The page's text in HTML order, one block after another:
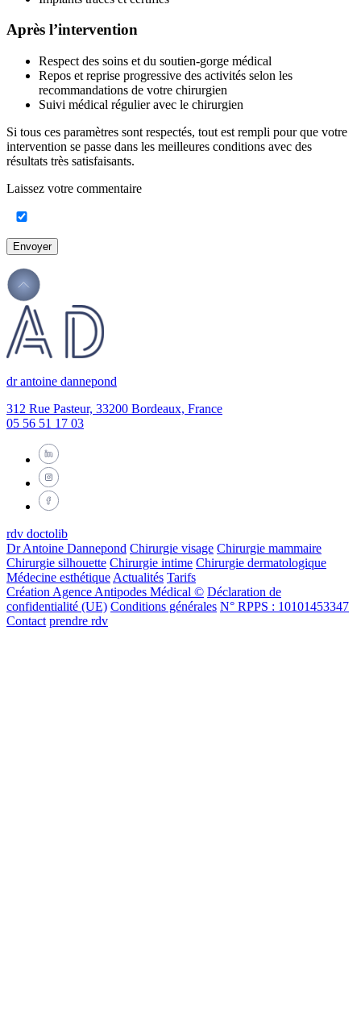
Après l’intervention
Respect des soins et du soutien-gorge médical
Repos et reprise progressive des activités selon les
recommandations de votre chirurgien
Suivi médical régulier avec le chirurgien
Si tous ces paramètres sont respectés, tout est rempli pour que votre
intervention se passe dans les meilleures conditions avec des
résultats très satisfaisants.
Laissez votre commentaire
Envoyer
dr antoine dannepond
312 Rue Pasteur, 33200 Bordeaux, France
05 56 51 17 03
rdv doctolib
Dr Antoine Dannepond Chirurgie visage Chirurgie mammaire
Chirurgie silhouette Chirurgie intime Chirurgie dermatologique
Médecine esthétique Actualités Tarifs
Création Agence Antipodes Médical © Déclaration de
confidentialité (UE) Conditions générales N° RPPS : 10101453347
Contact prendre rdv